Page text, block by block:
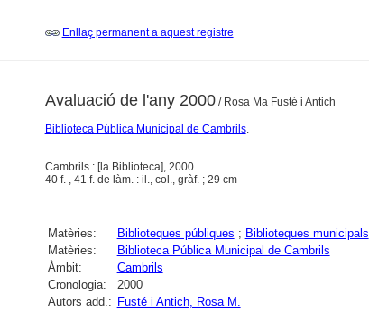
Enllaç permanent a aquest registre
Avaluació de l'any 2000/ Rosa Ma Fusté i Antich
Biblioteca Pública Municipal de Cambrils.
Cambrils : [la Biblioteca], 2000
40 f. , 41 f. de làm. : il., col., gràf. ; 29 cm
Matèries: Biblioteques públiques ; Biblioteques municipals
Matèries:
Biblioteca Pública Municipal de Cambrils
Àmbit:
Cambrils
Cronologia:
2000
Autors add.: Fusté i Antich, Rosa M.